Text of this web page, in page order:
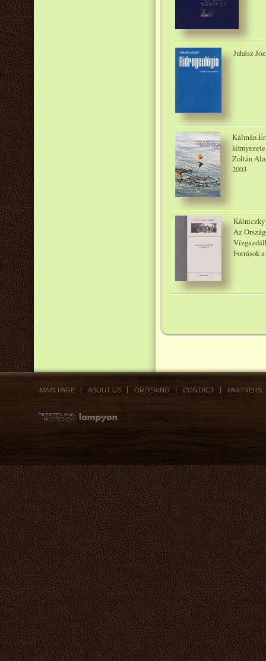
Juhász
Kálmán
Zoltán
2003
Kálniczky
Az
Források
MAIN PAGE ABOUT US ORDERING CONTACT PARTNERS,